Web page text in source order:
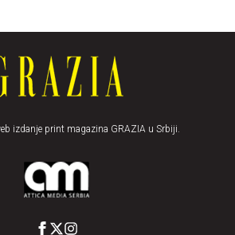
izdanje print magazina GRAZIA u Srbiji.